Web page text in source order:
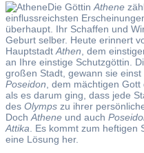
Die Göttin Athene
einflussreichsten
überhaupt. Ihr Schaffen und
Geburt selber. Heute erinnert
Hauptstadt Athen , dem
an Ihre einstige Schutzgöttin.
großen Stadt, gewann sie
Poseidon , dem mächtigen
als es darum ging, dass jede
des Olymps zu ihrer
Doch Athene und auch
Attika . Es kommt zum
eine Lösung her.